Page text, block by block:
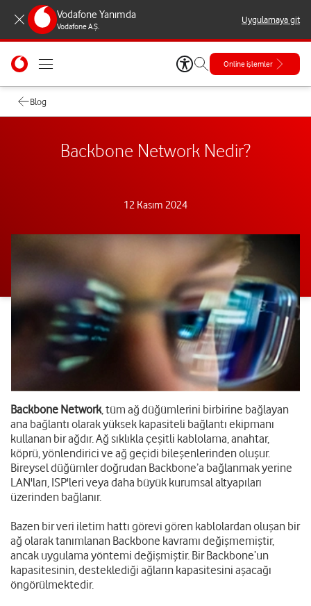
Vodafone Yanımda
Vodafone A.Ş.
Uygulamaya git
Online işlemler
Blog
Backbone Network Nedir?
12 Kasım 2024
Backbone Network, tüm ağ düğümlerini birbirine bağlayan
ana bağlantı olarak yüksek kapasiteli bağlantı ekipmanı
kullanan bir ağdır. Ağ sıklıkla çeşitli kablolama, anahtar,
köprü, yönlendirici ve ağ geçidi bileşenlerinden oluşur.
Bireysel düğümler doğrudan Backbone’a bağlanmak yerine
LAN'ları, ISP'leri veya daha büyük kurumsal altyapıları
üzerinden bağlanır.
Bazen bir veri iletim hattı görevi gören kablolardan oluşan bir
ağ olarak tanımlanan Backbone kavramı değişmemiştir,
ancak uygulama yöntemi değişmiştir. Bir Backbone’un
kapasitesinin, desteklediği ağların kapasitesini aşacağı
öngörülmektedir.